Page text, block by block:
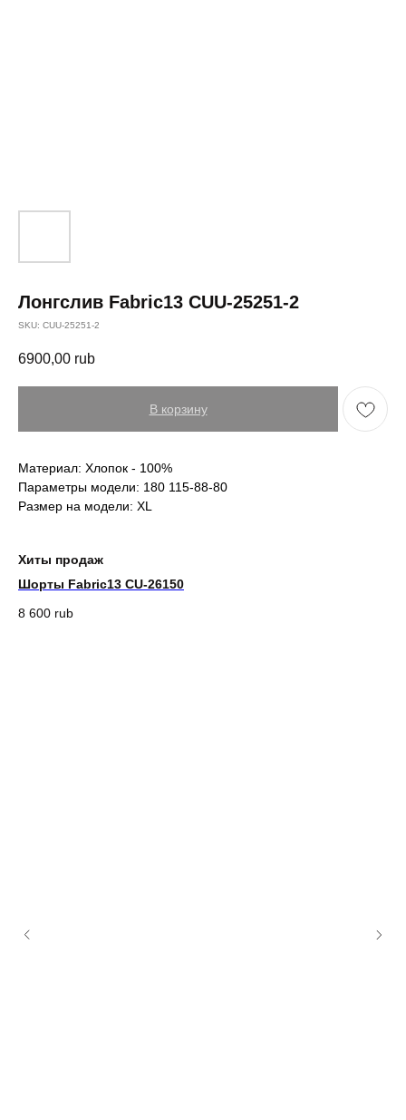
Лонгслив Fabric13 CUU-25251-2
SKU: CUU-25251-2
6900,00 rub
В корзину
Материал: Хлопок - 100%
Параметры модели: 180 115-88-80
Размер на модели: XL
Хиты продаж
Шорты Fabric13 CU-26150
8 600 rub